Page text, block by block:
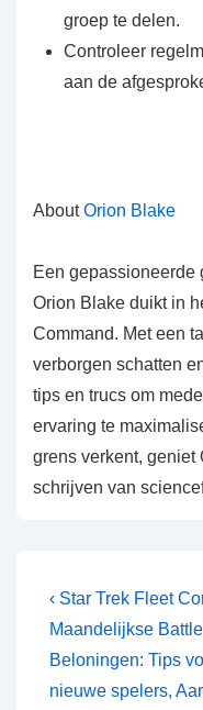
groep te delen.
Controleer
aan de
AboutOrion Blake
Een gepassioneerde
Orion Blake duikt in
Command. Met een
verborgen schatten
tips en trucs om
ervaring te
grens verkent, geniet
schrijven van
Post
navigation
Previous
Post
is
‹ Star Trek Fleet
Maandelijkse
Beloningen: Tips
nieuwe spelers,